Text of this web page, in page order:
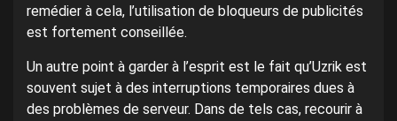
remédier à cela, l’utilisation de bloqueurs de publicités
est fortement conseillée.
Un autre point à garder à l’esprit est le fait qu’Uzrik est
souvent sujet à des interruptions temporaires dues à
des problèmes de serveur. Dans de tels cas, recourir à